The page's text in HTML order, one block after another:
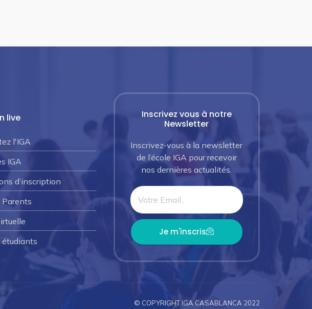
live
l'IGA
IGA
d’inscription
Parents
étudiants
Inscrivez vous à notre
Newsletter
Inscrivez-vous à la newsletter
de l’école IGA pour recevoir
nos dernières actualités.
Je m'inscris
© COPYRIGHT IGA CASABLANCA 2022